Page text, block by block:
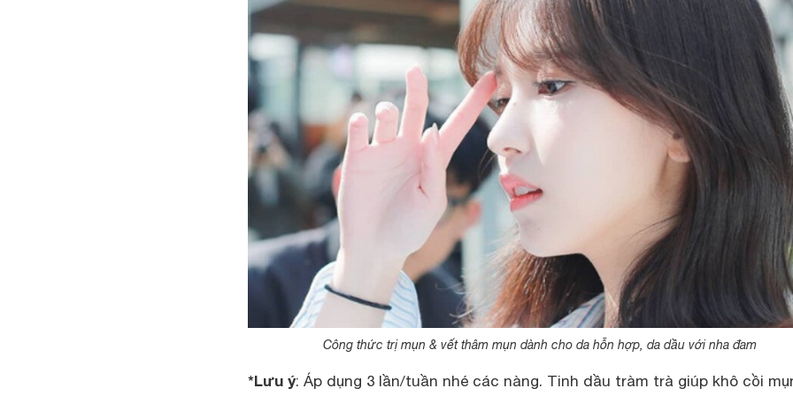
Công thức trị mụn & vết thâm mụn dành cho da hỗn hợp, da dầu với nha đam
*Lưu ý: Áp dụng 3 lần/tuần nhé các nàng. Tinh dầu tràm trà giúp khô cồi